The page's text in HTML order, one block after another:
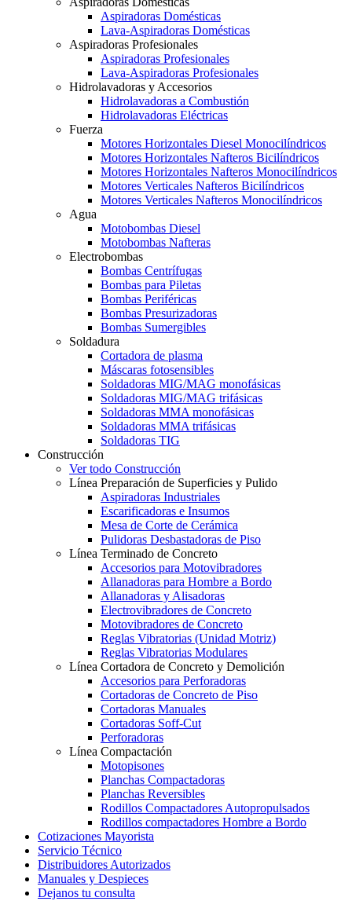
Aspiradoras Domésticas
Lava-Aspiradoras Domésticas
Aspiradoras Profesionales
Aspiradoras Profesionales
Lava-Aspiradoras Profesionales
Hidrolavadoras y Accesorios
Hidrolavadoras a Combustión
Hidrolavadoras Eléctricas
Fuerza
Motores Horizontales Diesel Monocilíndricos
Motores Horizontales Nafteros Bicilíndricos
Motores Horizontales Nafteros Monocilíndricos
Motores Verticales Nafteros Bicilíndricos
Motores Verticales Nafteros Monocilíndricos
Agua
Motobombas Diesel
Motobombas Nafteras
Electrobombas
Bombas Centrífugas
Bombas para Piletas
Bombas Periféricas
Bombas Presurizadoras
Bombas Sumergibles
Soldadura
Cortadora de plasma
Máscaras fotosensibles
Soldadoras MIG/MAG monofásicas
Soldadoras MIG/MAG trifásicas
Soldadoras MMA monofásicas
Soldadoras MMA trifásicas
Soldadoras TIG
Construcción
Ver todo Construcción
Línea Preparación de Superficies y Pulido
Aspiradoras Industriales
Escarificadoras e Insumos
Mesa de Corte de Cerámica
Pulidoras Desbastadoras de Piso
Línea Terminado de Concreto
Accesorios para Motovibradores
Allanadoras para Hombre a Bordo
Allanadoras y Alisadoras
Electrovibradores de Concreto
Motovibradores de Concreto
Reglas Vibratorias (Unidad Motriz)
Reglas Vibratorias Modulares
Línea Cortadora de Concreto y Demolición
Accesorios para Perforadoras
Cortadoras de Concreto de Piso
Cortadoras Manuales
Cortadoras Soff-Cut
Perforadoras
Línea Compactación
Motopisones
Planchas Compactadoras
Planchas Reversibles
Rodillos Compactadores Autopropulsados
Rodillos compactadores Hombre a Bordo
Cotizaciones Mayorista
Servicio Técnico
Distribuidores Autorizados
Manuales y Despieces
Dejanos tu consulta